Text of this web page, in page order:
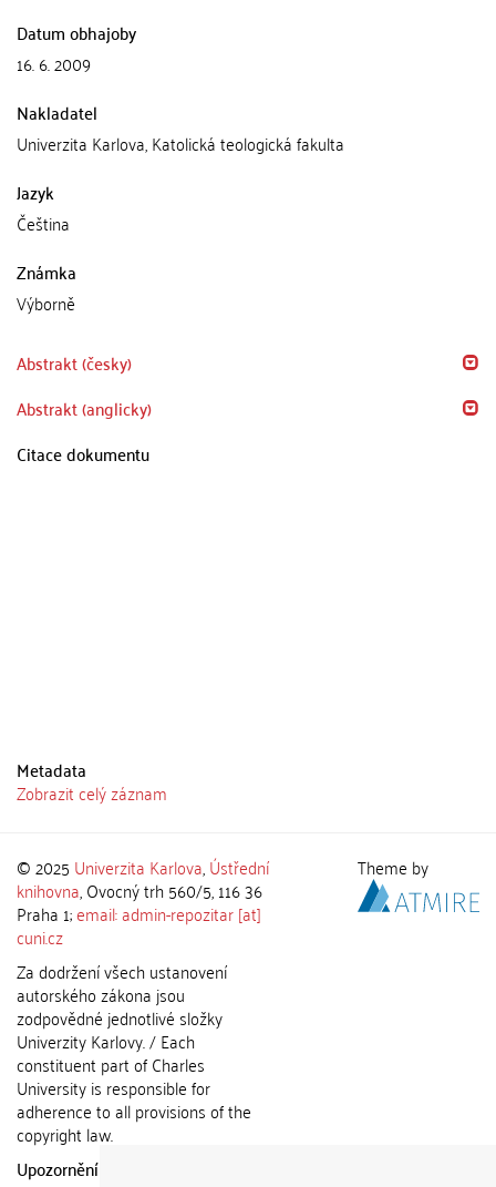
Datum obhajoby
16. 6. 2009
Nakladatel
Univerzita Karlova, Katolická teologická fakulta
Jazyk
Čeština
Známka
Výborně
Abstrakt (česky)
Abstrakt (anglicky)
Citace dokumentu
Metadata
Zobrazit celý záznam
© 2025 Univerzita Karlova,Ústřední
knihovna, Ovocný trh 560/5, 116 36
Praha 1;email: admin-repozitar [at]
cuni.cz
Za dodržení všech ustanovení
autorského zákona jsou
zodpovědné jednotlivé složky
Univerzity Karlovy. / Each
constituent part of Charles
University is responsible for
adherence to all provisions of the
copyright law.
Upozornění / Notice:
Theme by